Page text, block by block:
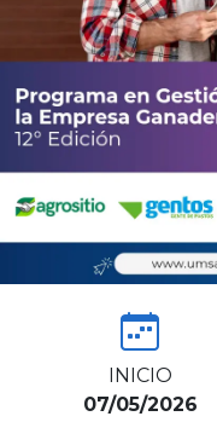
INICIO
07/05/2026